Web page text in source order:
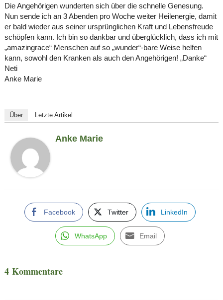
Die Angehörigen wunderten sich über die schnelle Genesung.
Nun sende ich an 3 Abenden pro Woche weiter Heilenergie, damit
er bald wieder aus seiner ursprünglichen Kraft und Lebensfreude
schöpfen kann. Ich bin so dankbar und überglücklich, dass ich mit
„amazingrace“ Menschen auf so „wunder“-bare Weise helfen
kann, sowohl den Kranken als auch den Angehörigen! „Danke“
Neti
Anke Marie
Über Letzte Artikel
Anke Marie
Facebook Twitter LinkedIn
WhatsApp Email
4 Kommentare